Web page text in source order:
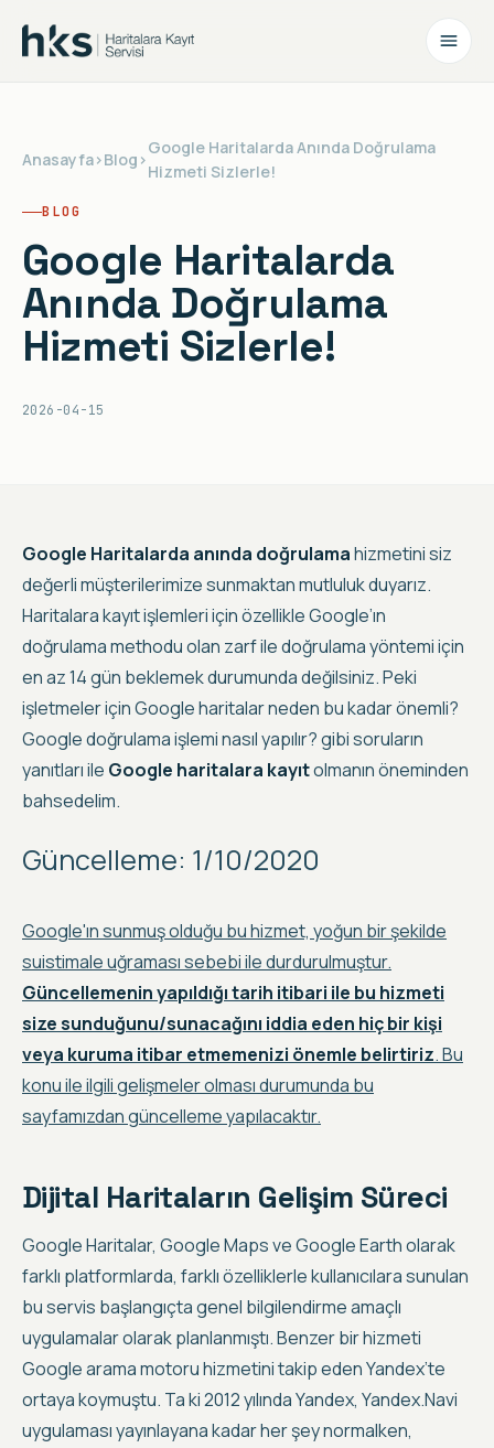
Anasayfa›Blog ›
Google Haritalarda Anında Doğrulama
Hizmeti Sizlerle!
BLOG
Google Haritalarda
Anında Doğrulama
Hizmeti Sizlerle!
2026-04-15
Google Haritalarda anında doğrulamahizmetini siz
değerli müşterilerimize sunmaktan mutluluk duyarız.
Haritalara kayıt işlemleri için özellikle Google’ın
doğrulama methodu olan zarf ile doğrulama yöntemiiçin
en az 14 gün beklemek durumunda değilsiniz. Peki
işletmeler içinGoogle haritalarneden bu kadar önemli?
Google doğrulama işlemi nasıl yapılır? gibi soruların
yanıtları ile Google haritalara kayıtolmanın öneminden
bahsedelim.
Güncelleme: 1/10/2020
Google'ın sunmuş olduğu bu hizmet, yoğun bir şekilde
suistimale uğraması sebebi ile durdurulmuştur.
Güncellemenin yapıldığı tarih itibari ile bu hizmeti
size sunduğunu/sunacağını iddia eden hiç bir kişi
veya kuruma itibar etmemenizi önemle belirtiriz. Bu
konu ile ilgili gelişmeler olması durumunda bu
sayfamızdan güncelleme yapılacaktır.
Dijital Haritaların Gelişim Süreci
Google Haritalar, Google Maps ve Google Earth olarak
farklı platformlarda, farklı özelliklerle kullanıcılara sunulan
bu servis başlangıçta genel bilgilendirme amaçlı
uygulamalar olarak planlanmıştı. Benzer bir hizmeti
Google arama motoru hizmetini takip eden Yandex’te
ortaya koymuştu. Ta ki 2012 yılında Yandex, Yandex.Navi
uygulaması yayınlayana kadar her şey normalken,